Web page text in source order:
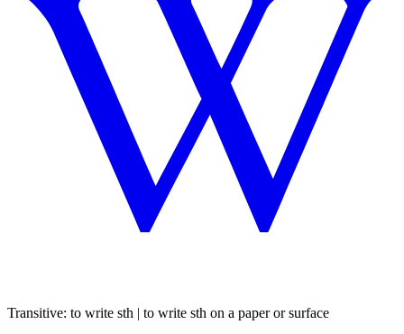
Transitive: to write sth | to write sth on a paper or surface